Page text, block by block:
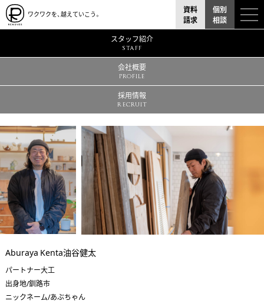
ワクワクを、越えていこう。
資料
請求
個別
相談
スタッフ紹介
STAFF
会社概要
PROFILE
採用情報
RECRUIT
Aburaya Kenta油谷健太
パートナー大工
出身地/釧路市
ニックネーム/あぶちゃん